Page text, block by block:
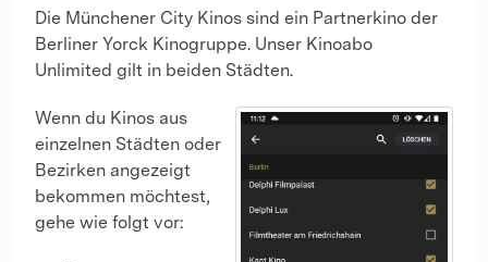
Die Münchener City Kinos sind ein Partnerkino der
Berliner Yorck Kinogruppe. Unser Kinoabo
Unlimited gilt in beiden Städten.
Wenn du Kinos aus
einzelnen Städten oder
Bezirken angezeigt
bekommen möchtest,
gehe wie folgt vor: